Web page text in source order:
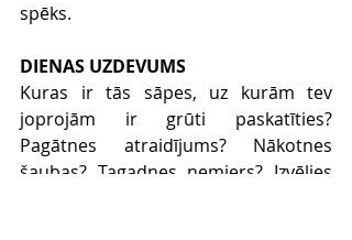
spēks.
DIENAS UZDEVUMS
Kuras ir tās sāpes, uz kurām tev
joprojām ir grūti paskatīties?
Pagātnes atraidījums? Nākotnes
šaubas? Tagadnes nemiers? Izvēlies